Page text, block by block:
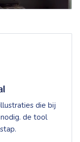
die bij
de tool